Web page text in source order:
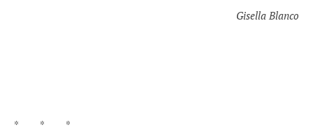
Gisella Blanco
* * *